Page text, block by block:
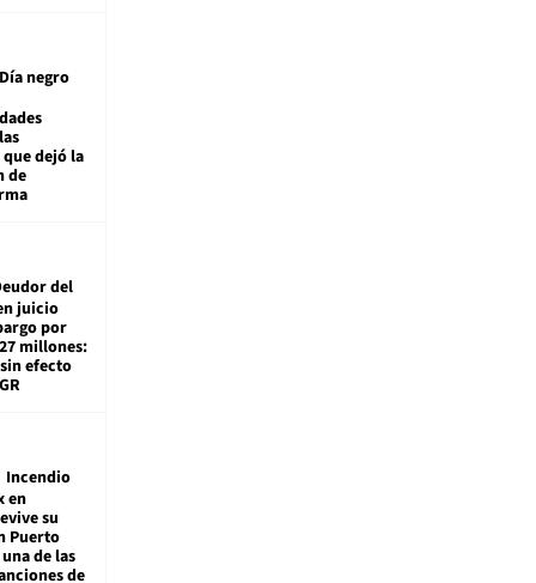
negro
dejó la
de
del
juicio
por
millones:
efecto
Incendio
en
su
Puerto
de las
de